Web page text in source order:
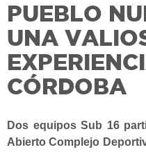
PUEBLO
UNA
CÓRDOBA
Dos equipos Sub 16
Abierto Complejo